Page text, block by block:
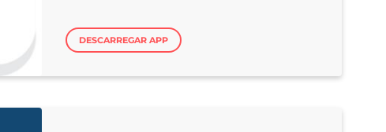
DESCARREGAR APP